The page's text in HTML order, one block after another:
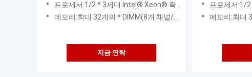
프로세서:1/2 * 3세대 Intel® Xeon® 확장 가능한 프로세서 지원 프로세서 코어: 최대 40개 코어(주파수 2.3GHz) 프로세서 주파수: 3.6GHz(4 코어) 3 * UPI
메모리:최대 32개의 * DIMM(8개 채널/CPU, 각 채널은 2개의 DIMM 지원)
지금 연락
프로세서:1/2 * 3세대 Intel® Xeon® 확장 가능한 프
메모리:최대 32개의 *